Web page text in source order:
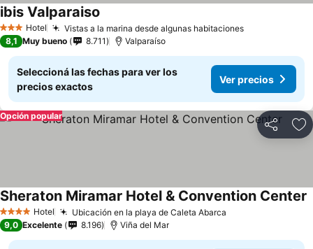
3 Estrellas
Hotel Vistas a la marina desde algunas habitaciones
ibis Valparaiso
8,1 Muy bueno 8.711 Valparaíso
Seleccioná las fechas para ver los
precios exactos
Ver precios
Compartir
Opción popular
4 EstrellasHotel Ubicación en la playa de Caleta Abarca
Sheraton Miramar Hotel & Convention Center
9,0 Excelente 8.196 Viña del Mar